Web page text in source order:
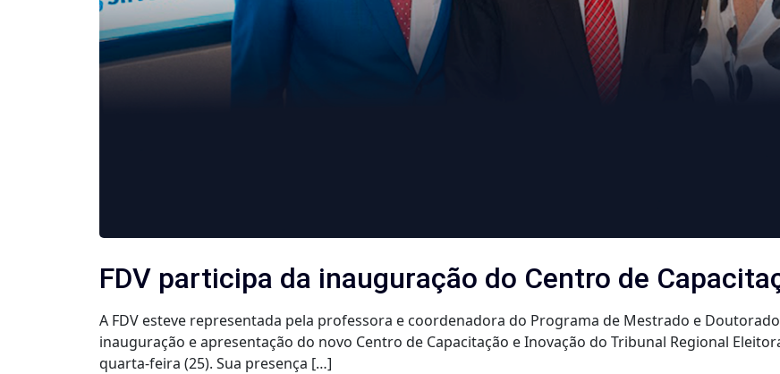
FDV participa da inauguração do Centro de
A FDV esteve representada pela professora e coordenadora do Programa de Mestrado e
inauguração e apresentação do novo Centro de Capacitação e Inovação do Tribunal Regional
quarta-feira (25). Sua presença […]